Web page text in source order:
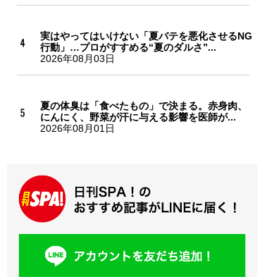
実はやってはいけない「夏バテを悪化させるNG
行動」…プロがすすめる“夏のダルさ”...
2026年08月03日
夏の体臭は「食べたもの」で決まる。赤身肉、
にんにく、野菜が汗に与える影響を医師が...
2026年08月01日